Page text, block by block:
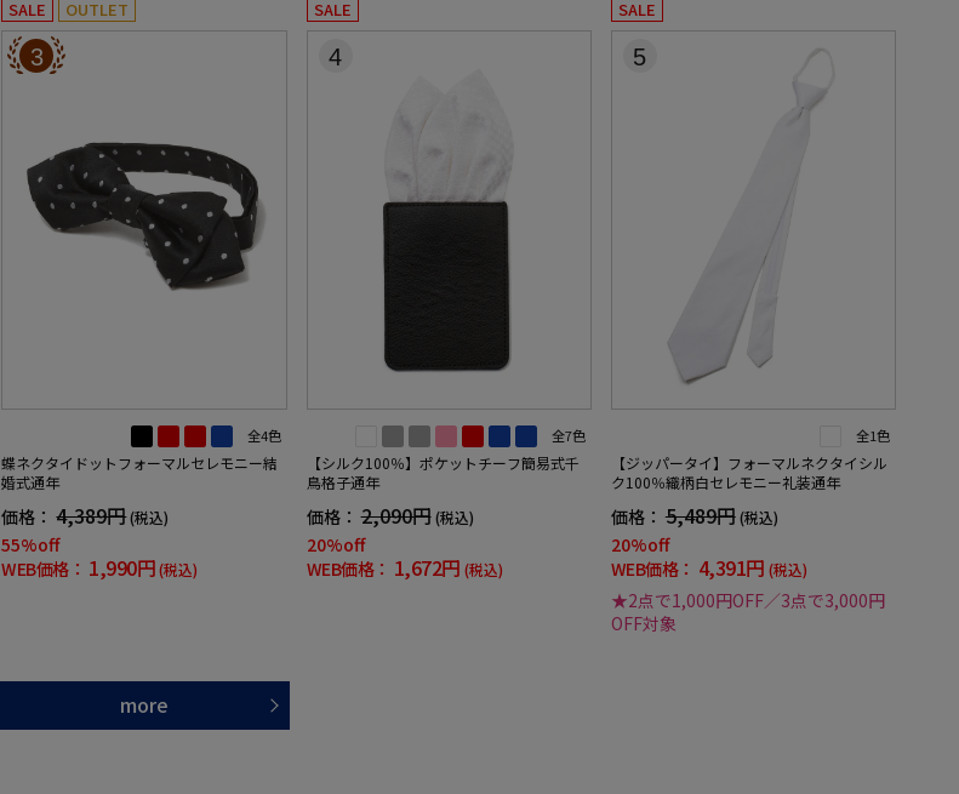
SALE OUTLET
3
全4色
蝶ネクタイドットフォーマルセレモニー結
婚式通年
価格： 4,389円(税込)
55%off
WEB価格： 1,990円(税込)
SALE
4
全7色
【シルク100％】ポケットチーフ簡易式千
鳥格子通年
価格： 2,090円 (税込)
20%off
WEB価格： 1,672円 (税込)
SALE
5
全1色
【ジッパータイ】フォーマルネクタイシル
ク100％織柄白セレモニー礼装通年
価格： 5,489円(税込)
20%off
WEB価格： 4,391円 (税込)
★2点で1,000円OFF／3点で3,000円
OFF対象
more